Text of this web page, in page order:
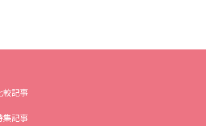
較記事
集記事